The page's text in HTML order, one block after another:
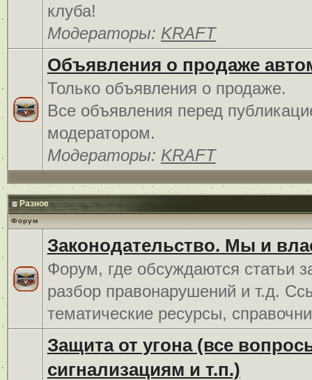
клуба!
Модераторы: KRAFT
Объявления о продаже
Только объявления о продаже.
Все объявления перед
модератором.
Модераторы: KRAFT
Разное
Форум
Законодательство. Мы и
Форум, где обсуждаются статьи
разбор правонарушений и т.д.
тематические ресурсы,
Защита от угона (все
сигнализациям и т.п.)